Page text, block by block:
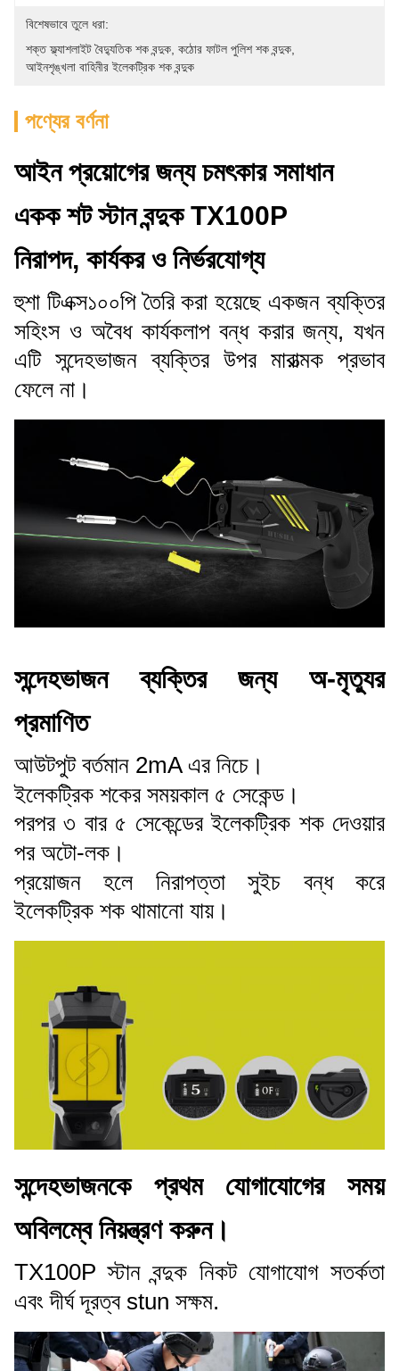
বিশেষভাবে তুলে ধরা:
শক্ত ফ্ল্যাশলাইট বৈদ্যুতিক শক বন্দুক কঠোর ফাটল পুলিশ শক বন্দুক
আইনশৃঙ্খলা বাহিনীর ইলেকট্রিক শক বন্দুক
পণ্যের বর্ণনা
আইন প্রয়োগের জন্য চমৎকার সমাধান
একক শট স্টান বন্দুক TX100P
নিরাপদ, কার্যকর ও নির্ভরযোগ্য
হুশা টিএক্স১০০পি তৈরি করা হয়েছে একজন ব্যক্তির
সহিংস ও অবৈধ কার্যকলাপ বন্ধ করার জন্য, যখন
এটি সন্দেহভাজন ব্যক্তির উপর মারাত্মক প্রভাব
ফেলে না।
সন্দেহভাজন ব্যক্তির জন্য অ-মৃত্যুর
প্রমাণিত
আউটপুট বর্তমান 2mA এর নিচে।
ইলেকট্রিক শকের সময়কাল ৫ সেকেন্ড।
পরপর ৩ বার ৫ সেকেন্ডের ইলেকট্রিক শক দেওয়ার
পর অটো-লক।
প্রয়োজন হলে নিরাপত্তা সুইচ বন্ধ করে
ইলেকট্রিক শক থামানো যায়।
সন্দেহভাজনকে প্রথম যোগাযোগের সময়
অবিলম্বে নিয়ন্ত্রণ করুন।
TX100P স্টান বন্দুক নিকট যোগাযোগ সতর্কতা
এবং দীর্ঘ দূরত্ব stun সক্ষম.